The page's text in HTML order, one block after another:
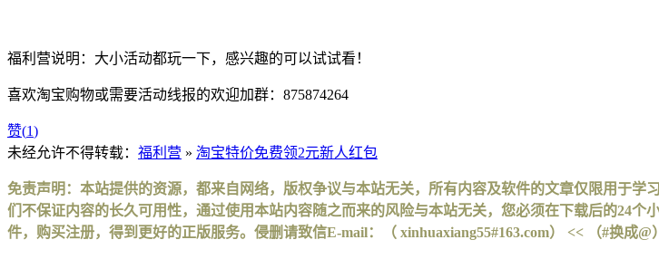
福利营说明：大小活动都玩一下，感兴趣的可以试试看！
喜欢淘宝购物或需要活动线报的欢迎加群：875874264
赞(1)
未经允许不得转载： 福利营 » 淘宝特价免费领2元新人红包
免责声明：本站提供的资源，都来自网络，版权争议与本站无关，所有内容及软件的文章仅限用于
们不保证内容的长久可用性，通过使用本站内容随之而来的风险与本站无关，您必须在下载后的24
件，购买注册，得到更好的正版服务。侵删请致信E-mail：（ xinhuaxiang55#163.com） << （#换成@）